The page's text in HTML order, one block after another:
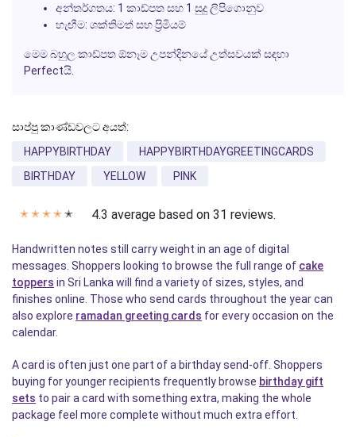
අන්තර්ගතය: 1 කාඩ්පත සහ 1 සුදු ලිපිගොනුව
හැඟීම: ශක්තිමත් සහ ප්‍රිමියම්
මෙම බහුල කාඩ්පත ඕනෑම උපන්දිනයේ උත්සවයක් සඳහා
Perfectයි.
සාප්පු කාණ්ඩවලට අයත්:
HAPPYBIRTHDAY
HAPPYBIRTHDAYGREETINGCARDS
BIRTHDAY
YELLOW PINK
✭ ✭ ✭ ✭ ✭ 4.3 average based on 31 reviews.
Handwritten notes still carry weight in an age of digital
messages. Shoppers looking to browse the full range of cake
toppers in Sri Lanka will find a variety of sizes, styles, and
finishes online. Those who send cards throughout the year can
also explore ramadan greeting cards for every occasion on the
calendar.
A card is often just one part of a birthday send-off. Shoppers
buying for younger recipients frequently browse birthday gift
sets to pair a card with something extra, making the whole
package feel more complete without much extra effort.